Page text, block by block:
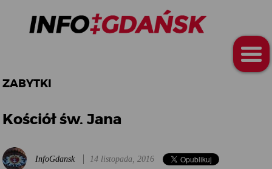
ZABYTKI
Kościół św. Jana
InfoGdansk 14 listopada, 2016